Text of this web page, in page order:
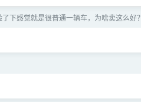
下感觉就是很普通一辆车，为啥卖这么好？